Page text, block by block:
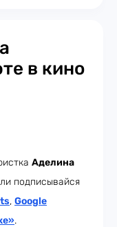
в кино
Аделина
подписывайся
, Google
.